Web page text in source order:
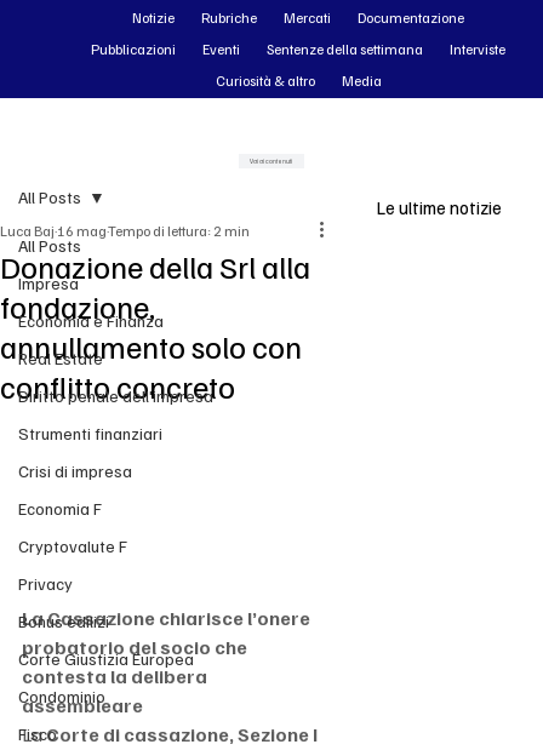
All Posts
Impresa
Economia e Finanza
Real Estate
Diritto penale dell'impresa
Strumenti finanziari
Crisi di impresa
Economia F
Cryptovalute F
Privacy
Bonus edilizi
Corte Giustizia Europea
Condominio
Fisco
All Posts
Donazione della Srl alla
fondazione,
annullamento solo con
conflitto concreto
Luca Baj 16 magTempo di lettura: 2 min
La Cassazione chiarisce l’onere
probatorio del socio che
contesta la delibera
assembleare
La Corte di cassazione, Sezione I
Le ultime notizie
Notizie Rubriche Mercati
Documentazione
Pubblicazioni
Eventi Sentenze della settimana
Interviste
Curiosità & altro
Media
Vai ai contenuti